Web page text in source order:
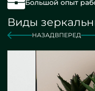
Большой опыт
Виды
НАЗАДВПЕРЕД